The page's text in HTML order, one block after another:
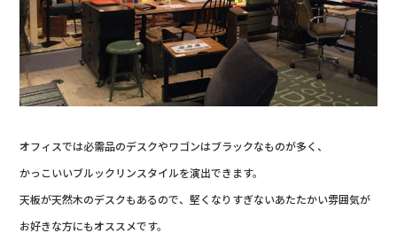
オフィスでは必需品のデスクやワゴンはブラックなものが多く、
かっこいいブルックリンスタイルを演出できます。
天板が天然木のデスクもあるので、堅くなりすぎないあたたかい雰囲気が
お好きな方にもオススメです。